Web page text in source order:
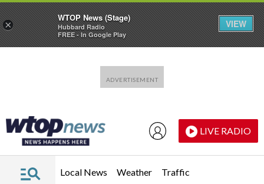
LIVE RADIO
Local News Weather Traffic
×
WTOP News (Stage)
Hubbard Radio
FREE - In Google Play
VIEW